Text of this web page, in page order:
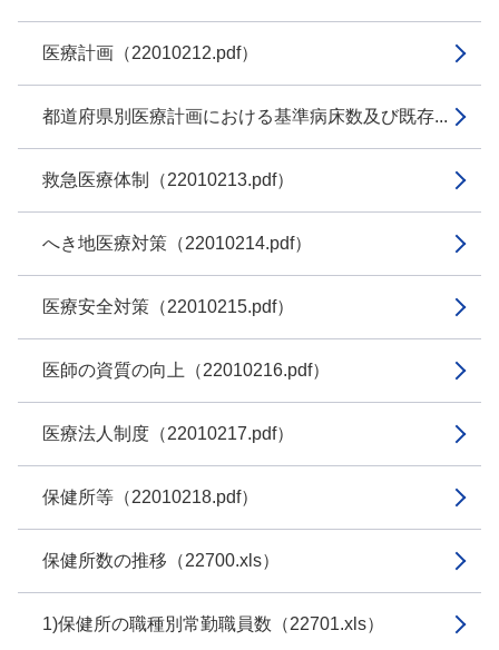
医療計画（22010212.pdf）
都道府県別医療計画における基準病床数及び既存...
救急医療体制（22010213.pdf）
へき地医療対策（22010214.pdf）
医療安全対策（22010215.pdf）
医師の資質の向上（22010216.pdf）
医療法人制度（22010217.pdf）
保健所等（22010218.pdf）
保健所数の推移（22700.xls）
1)保健所の職種別常勤職員数（22701.xls）